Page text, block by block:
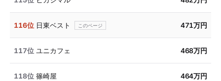
116位 日東ベスト 471万円
117位 ユニカフェ 468万円
118位 篠崎屋 464万円